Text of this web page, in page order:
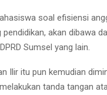
soal efisiensi
akan dibawa
Sumsel yang lain.
Ilir itu pun kemudian
tanda tangan